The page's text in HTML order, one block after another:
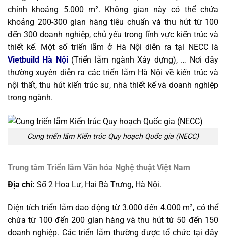
chính khoảng 5.000 m². Không gian này có thể chứa
khoảng 200-300 gian hàng tiêu chuẩn và thu hút từ 100
đến 300 doanh nghiệp, chủ yếu trong lĩnh vực kiến trúc và
thiết kế. Một số triển lãm ở Hà Nội diễn ra tại NECC là
Vietbuild Hà Nội(Triển lãm ngành Xây dựng), … Nơi đây
thường xuyên diễn ra các triển lãm Hà Nội về kiến trúc và
nội thất, thu hút kiến trúc sư, nhà thiết kế và doanh nghiệp
trong ngành.
Cung triển lãm Kiến trúc Quy hoạch Quốc gia (NECC)
Trung tâm Triển lãm Văn hóa Nghệ thuật Việt Nam
Địa chỉ: Số 2 Hoa Lư, Hai Bà Trưng, Hà Nội.
Diện tích triển lãm dao động từ 3.000 đến 4.000 m², có thể
chứa từ 100 đến 200 gian hàng và thu hút từ 50 đến 150
doanh nghiệp. Các triển lãm thường được tổ chức tại đây